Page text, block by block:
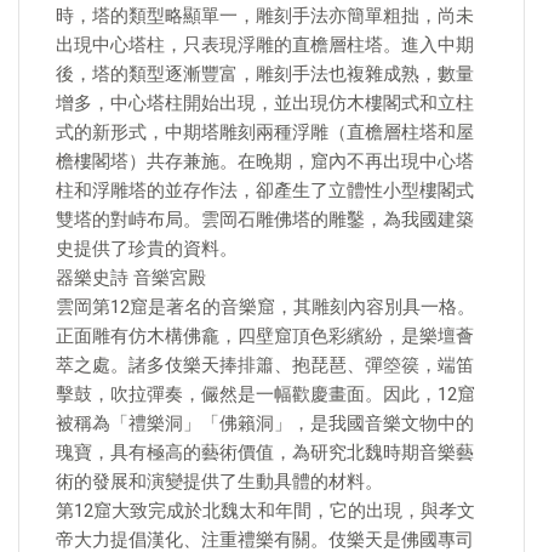
時，塔的類型略顯單一，雕刻手法亦簡單粗拙，尚未
出現中心塔柱，只表現浮雕的直檐層柱塔。進入中期
後，塔的類型逐漸豐富，雕刻手法也複雜成熟，數量
增多，中心塔柱開始出現，並出現仿木樓閣式和立柱
式的新形式，中期塔雕刻兩種浮雕（直檐層柱塔和屋
檐樓閣塔）共存兼施。在晚期，窟內不再出現中心塔
柱和浮雕塔的並存作法，卻產生了立體性小型樓閣式
雙塔的對峙布局。雲岡石雕佛塔的雕鑿，為我國建築
史提供了珍貴的資料。
器樂史詩 音樂宮殿
雲岡第12窟是著名的音樂窟，其雕刻內容別具一格。
正面雕有仿木構佛龕，四壁窟頂色彩繽紛，是樂壇薈
萃之處。諸多伎樂天捧排簫、抱琵琶、彈箜篌，端笛
擊鼓，吹拉彈奏，儼然是一幅歡慶畫面。因此，12窟
被稱為「禮樂洞」「佛籟洞」，是我國音樂文物中的
瑰寶，具有極高的藝術價值，為研究北魏時期音樂藝
術的發展和演變提供了生動具體的材料。
第12窟大致完成於北魏太和年間，它的出現，與孝文
帝大力提倡漢化、注重禮樂有關。伎樂天是佛國專司